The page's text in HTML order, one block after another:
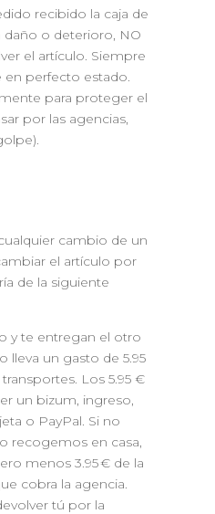
recibido la caja de
daño o deterioro, NO
el artículo. Siempre
perfecto estado.
para proteger el
por las agencias,
cambio de un
el artículo por
de la siguiente
y te entregan el otro
lleva un gasto de 5.95
Los 5.95 €
un bizum, ingreso,
o PayPal. Si no
recogemos en casa,
menos 3.95 € de la
cobra la agencia.
tú por la